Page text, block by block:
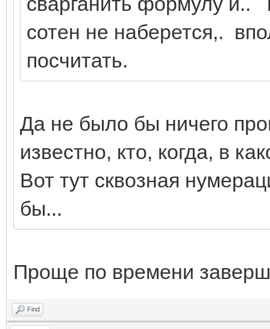
сотен не наберется,.
посчитать.
Да не было бы ничего
известно, кто, когда, в
Вот тут сквозная
бы...
Проще по времени
Find